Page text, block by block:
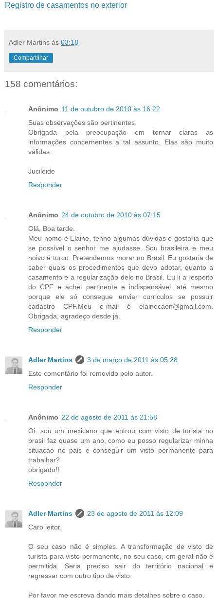
Registro de casamentos no exterior
Adler Martins às 03:18
Compartilhar
158 comentários:
Anônimo 11 de outubro de 2010 às 16:22
Suas observações são pertinentes.
Obrigada pela preocupação em tornar claras as
informações concernentes a tal assunto. Elas são muito
válidas.
Jucileide
Responder
Anônimo 24 de outubro de 2010 às 07:15
Olá, Boa tarde.
Meu nome é Elaine, tenho algumas dúvidas e gostaria que
se possível o senhor me ajudasse. Sou brasileira e meu
noivo é turco. Pretendemos morar no Brasil. Eu gostaria de
saber quais os procedimentos que devo adotar, quanto a
casamento e a regularização dele no Brasil. Eu li a respeito
do CPF e achei pertinente e indispensável, até mesmo
porque ele só consegue enviar curriculos se possuir
cadastro CPF.Meu e-mail é elainecaon@gmail.com.
Obrigada, agradeço desde já.
Responder
Adler Martins
3 de março de 2011 às 05:28
Este comentário foi removido pelo autor.
Responder
Anônimo 22 de agosto de 2011 às 21:58
Oi, sou um mexicano que entrou com visto de turista no
brasil faz quase um ano, como eu posso regularizar minha
situacao no pais e conseguir um visto permanente para
trabalhar?
obrigado!!
Responder
Adler Martins
23 de agosto de 2011 às 12:09
Caro leitor,
O seu caso não é simples. A transformação de visto de
turista para visto permanente, no seu caso, em geral não é
permitida. Seria preciso sair do território nacional e
regressar com outro tipo de visto.
Por favor me escreva dando mais detalhes sobre o caso.